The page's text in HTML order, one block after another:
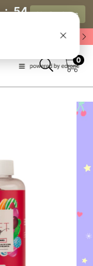
: 53 Ver Produtos
0